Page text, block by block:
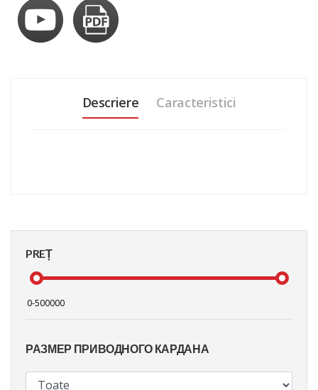
PREȚ
РАЗМЕР ПРИВОДНОГО КАРДАНА
Descriere Caracteristici